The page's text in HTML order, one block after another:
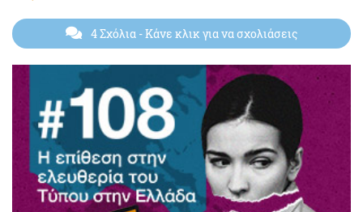
4 Σχόλια - Κάνε κλικ για να σχολιάσεις